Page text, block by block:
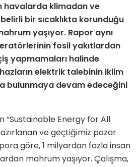
havalarda klimadan ve
belirli bir sıcaklıkta korunduğu
yaşıyor. Rapor aynı
fosil yakıtlardan
yapmamaları halinde
elektrik talebinin iklim
bulunmaya devam edeceğini
“Sustainable Energy for All
ve geçtiğimiz pazar
göre, 1 milyardan fazla insan
mahrum yaşıyor. Çalışma,